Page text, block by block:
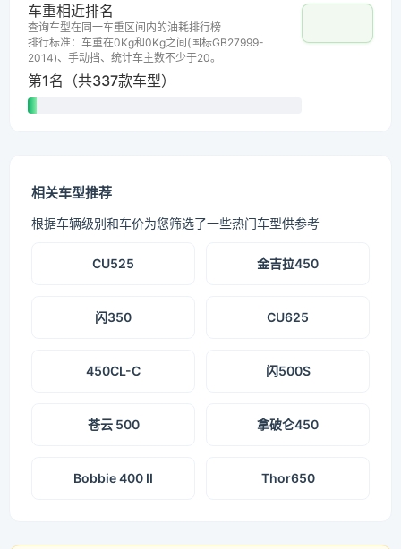
车重相近排名
查询车型在同一车重区间内的油耗排行榜
排行标准：车重在0Kg和0Kg之间(国标GB27999-
2014)、手动挡、统计车主数不少于20。
第1名（共337款车型）
相关车型推荐
根据车辆级别和车价为您筛选了一些热门车型供参考
CU525 金吉拉450
闪350 CU625
450CL-C 闪500S
苍云 500 拿破仑450
Bobbie 400 II Thor650